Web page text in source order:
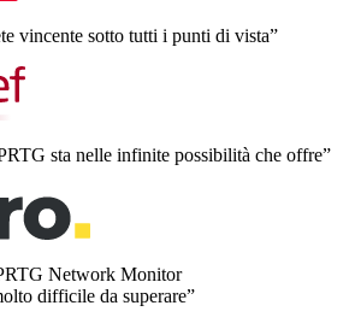
vincente sotto tutti i punti di vista”
sta nelle infinite possibilità che offre”
Network Monitor
difficile da superare”